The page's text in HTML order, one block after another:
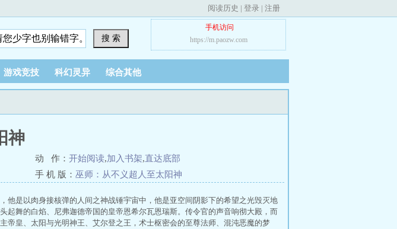
阅读历史 | 登录 | 注册
搜 索
手机访问
https://m.paozw.com
游戏竞技 科幻灵异 综合其他
神
动 作： 开始阅读,加入书架,直达底部
手 机 版： 巫师：从不义超人至太阳神
他是以肉身接核弹的人间之神战锤宇宙中，他是亚空间阴影下的希望之光毁灭地
起舞的白焰、尼弗迦德帝国的皇帝恩希尔瓦恩瑞斯。传令官的声音响彻大殿，而
帝皇、太阳与光明神王、艾尔登之王，术士枢密会的至尊法师、混沌恶魔的梦